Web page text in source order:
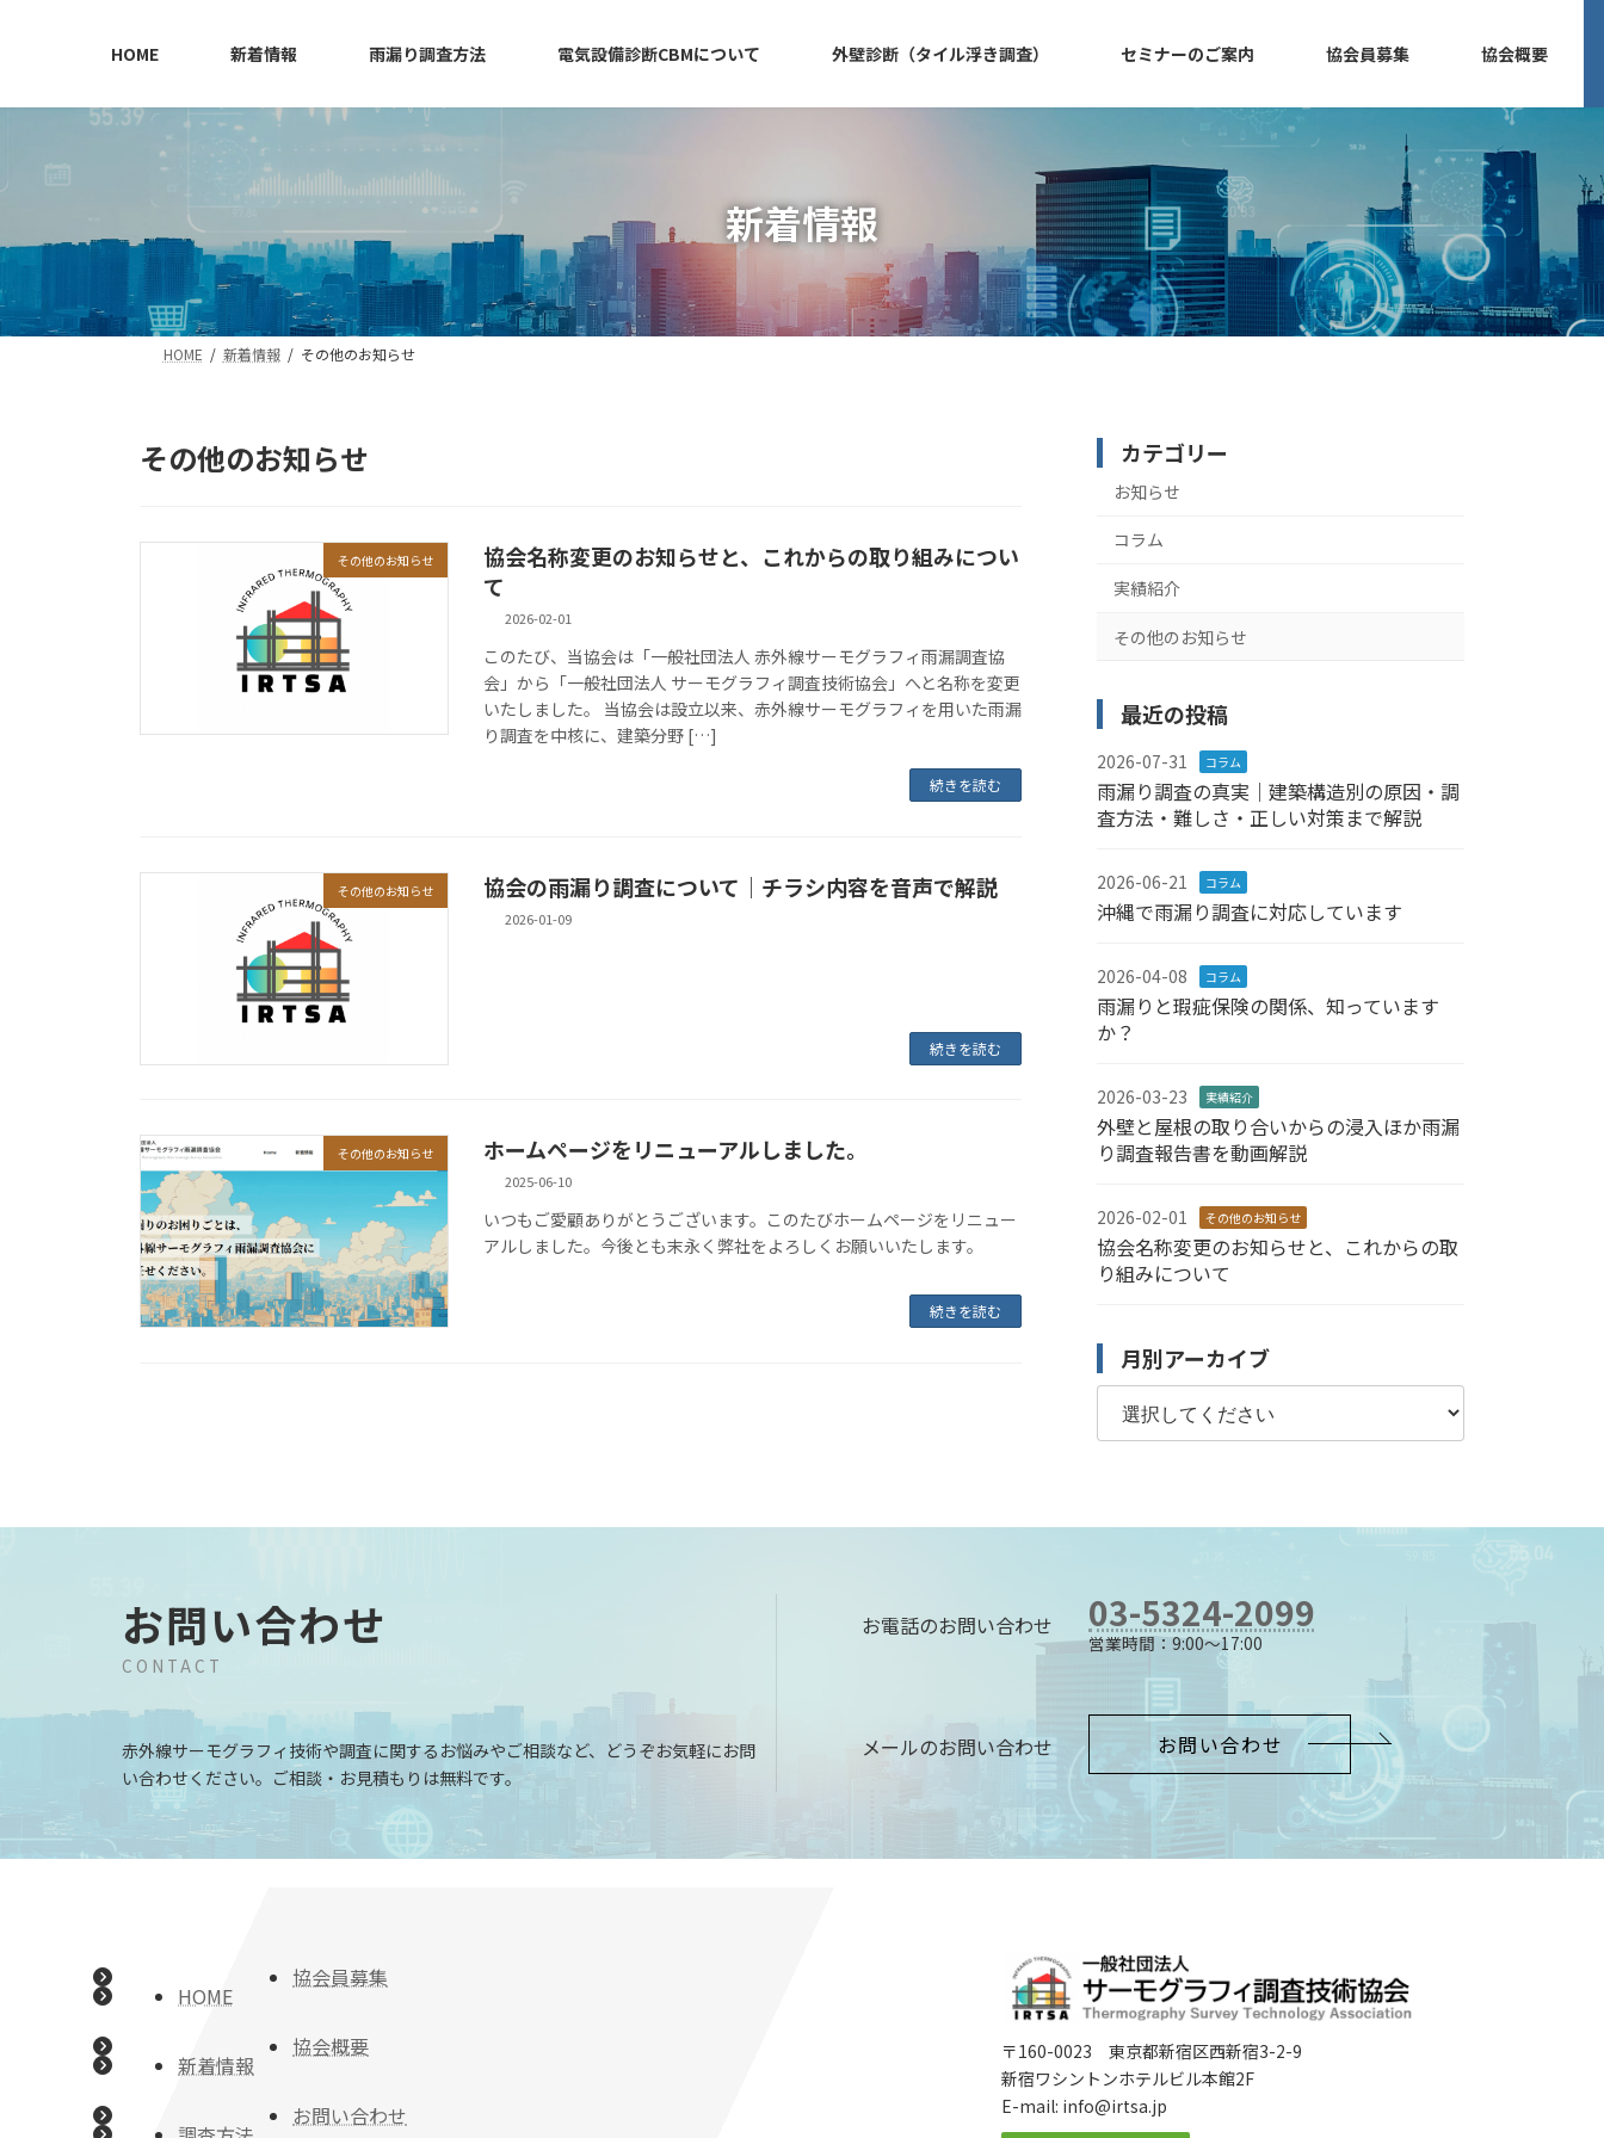
ス
ッ
プ
ン
移
動
HOME 新着情報 雨漏り調査方法 電気設備診断CBMについて 外壁診断（タイル浮き調査） セミナーのご案内 協会員募集 協会概要
新着情報
HOME 新着情報 その他のお知らせ
その他のお知らせ
その他のお知らせ
協会名称変更のお知らせと、これからの取り組みについ
て
2026-02-01
このたび、当協会は「一般社団法人 赤外線サーモグラフィ雨漏調査協
会」から「一般社団法人 サーモグラフィ調査技術協会」へと名称を変更
いたしました。 当協会は設立以来、赤外線サーモグラフィを用いた雨漏
り調査を中核に、建築分野 […]
続きを読む
その他のお知らせ 協会の雨漏り調査について｜チラシ内容を音声で解説
2026-01-09
続きを読む
その他のお知らせ ホームページをリニューアルしました。
2025-06-10
いつもご愛顧ありがとうございます。このたびホームページをリニュー
アルしました。今後とも末永く弊社をよろしくお願いいたします。
続きを読む
カテゴリー
お知らせ
コラム
実績紹介
その他のお知らせ
最近の投稿
2026-07-31 コラム
雨漏り調査の真実｜建築構造別の原因・調
査方法・難しさ・正しい対策まで解説
2026-06-21 コラム
沖縄で雨漏り調査に対応しています
2026-04-08 コラム
雨漏りと瑕疵保険の関係、知っています
か？
2026-03-23 実績紹介
外壁と屋根の取り合いからの浸入ほか雨漏
り調査報告書を動画解説
2026-02-01 その他のお知らせ
協会名称変更のお知らせと、これからの取
り組みについて
月別アーカイブ
お問い合わせ
CONTACT
赤外線サーモグラフィ技術や調査に関するお悩みやご相談など、どうぞお気軽にお問
い合わせください。ご相談・お見積もりは無料です。
お電話のお問い合わせ 03-5324-2099
営業時間：9:00～17:00
メールのお問い合わせ お問い合わせ
HOME
新着情報
協会員募集
協会概要
お問い合わせ
〒160-0023 東京都新宿区西新宿3-2-9
新宿ワシントンホテルビル本館2F
E-mail: info@irtsa.jp